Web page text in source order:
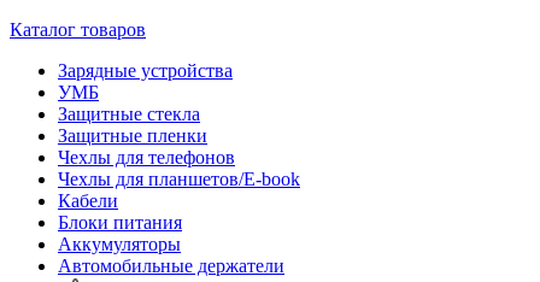
Каталог товаров
Зарядные устройства
УМБ
Защитные стекла
Защитные пленки
Чехлы для телефонов
Чехлы для планшетов/E-book
Кабели
Блоки питания
Аккумуляторы
Автомобильные держатели